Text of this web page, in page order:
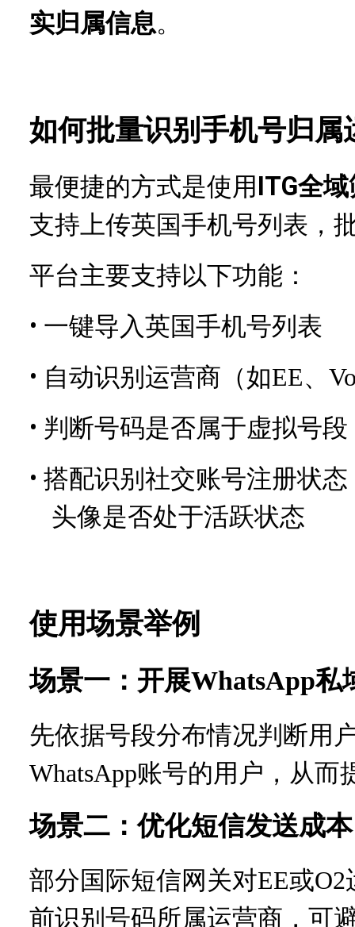
实归属信息。
如何批量识别手机号归属
最便捷的方式是使用ITG全
支持上传英国手机号列表，
平台主要支持以下功能：
• 一键导入英国手机号列表
• 自动识别运营商（如EE、
• 判断号码是否属于虚拟号段
• 搭配识别社交账号注册状
头像是否处于活跃状态
使用场景举例
场景一：开展WhatsApp私
先依据号段分布情况判断用
WhatsApp账号的用户，从
场景二：优化短信发送成本
部分国际短信网关对EE或
前识别号码所属运营商，可